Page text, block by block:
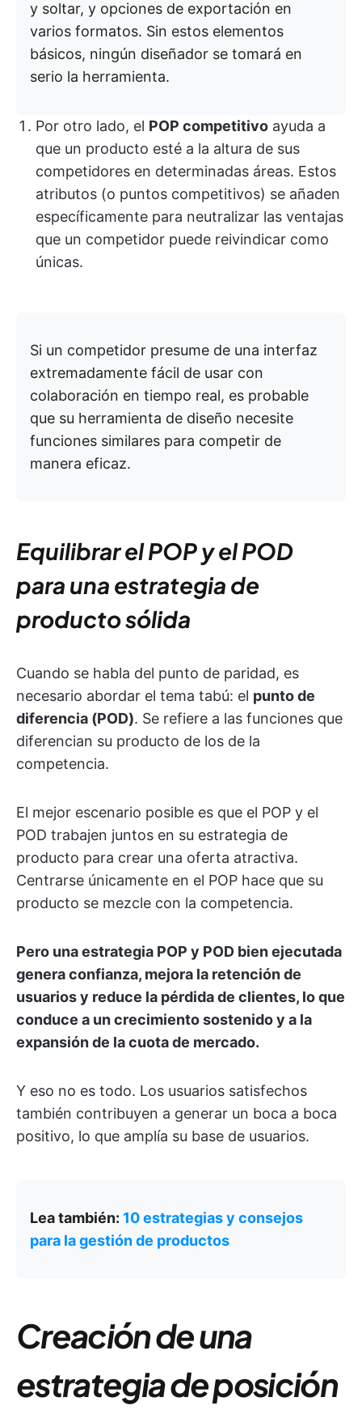
y soltar, y opciones de exportación en
varios formatos. Sin estos elementos
básicos, ningún diseñador se tomará en
serio la herramienta.
Por otro lado, el POP competitivo ayuda a
que un producto esté a la altura de sus
competidores en determinadas áreas. Estos
atributos (o puntos competitivos) se añaden
específicamente para neutralizar las ventajas
que un competidor puede reivindicar como
únicas.
Si un competidor presume de una interfaz
extremadamente fácil de usar con
colaboración en tiempo real, es probable
que su herramienta de diseño necesite
funciones similares para competir de
manera eficaz.
Equilibrar el POP y el POD
para una estrategia de
producto sólida
Cuando se habla del punto de paridad, es
necesario abordar el tema tabú: el punto de
diferencia (POD). Se refiere a las funciones que
diferencian su producto de los de la
competencia.
El mejor escenario posible es que el POP y el
POD trabajen juntos en su estrategia de
producto para crear una oferta atractiva.
Centrarse únicamente en el POP hace que su
producto se mezcle con la competencia.
Pero una estrategia POP y POD bien ejecutada
genera confianza, mejora la retención de
usuarios y reduce la pérdida de clientes, lo que
conduce a un crecimiento sostenido y a la
expansión de la cuota de mercado.
Y eso no es todo. Los usuarios satisfechos
también contribuyen a generar un boca a boca
positivo, lo que amplía su base de usuarios.
Lea también: 10 estrategias y consejos
para la gestión de productos
Creación de una
estrategia de posición